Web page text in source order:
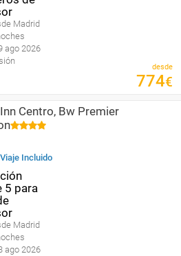
Madrid
ago 2026
desde
774€
Centro, Bw Premier
Incluido
Madrid
ago 2026